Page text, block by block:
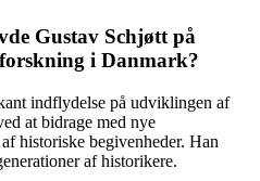
Gustav Schjøtt på
i Danmark?
indflydelse på udviklingen af
at bidrage med nye
historiske begivenheder. Han
af historikere.